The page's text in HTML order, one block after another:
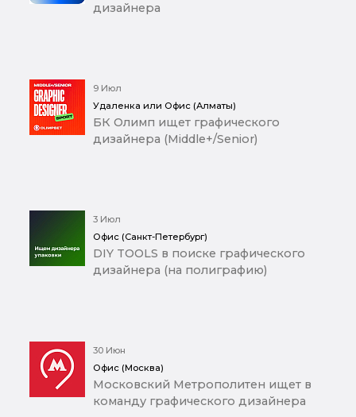
дизайнера
9 Июл
Удаленка или Офис (Алматы)
БК Олимп ищет графического
дизайнера (Middle+/Senior)
3 Июл
Офис (Санкт-Петербург)
DIY TOOLS в поиске графического
дизайнера (на полиграфию)
30 Июн
Офис (Москва)
Московский Метрополитен ищет в
команду графического дизайнера